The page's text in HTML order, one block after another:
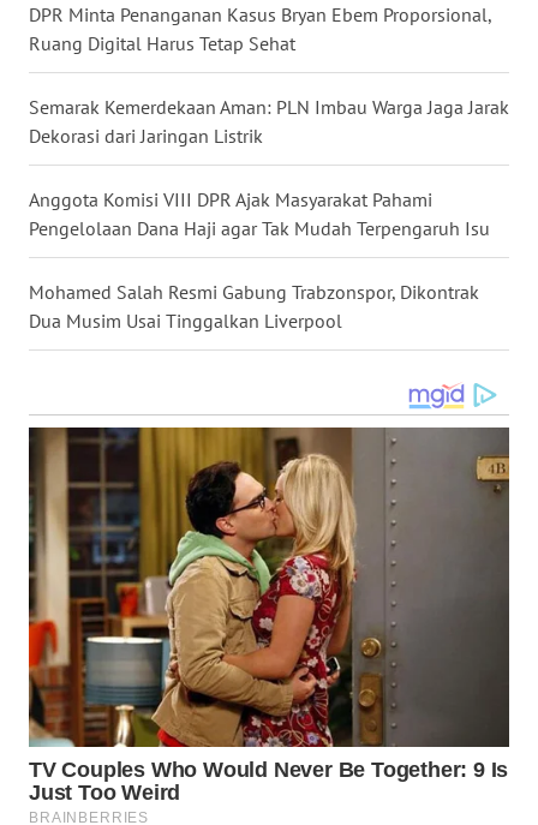
DPR Minta Penanganan Kasus Bryan Ebem Proporsional,
Ruang Digital Harus Tetap Sehat
Semarak Kemerdekaan Aman: PLN Imbau Warga Jaga Jarak
Dekorasi dari Jaringan Listrik
Anggota Komisi VIII DPR Ajak Masyarakat Pahami
Pengelolaan Dana Haji agar Tak Mudah Terpengaruh Isu
Mohamed Salah Resmi Gabung Trabzonspor, Dikontrak
Dua Musim Usai Tinggalkan Liverpool
WN
WN
KALSEL
WN
KALTIM
WN
SULSEL
WN
GORONTALO
WN
SULUT
MALUKU
WN
MALUT
WN
DAIRI